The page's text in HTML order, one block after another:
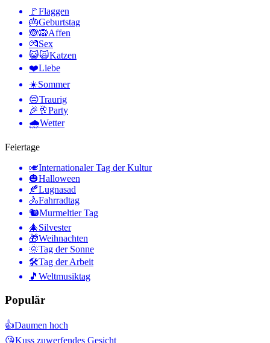
🚩Flaggen
🎂Geburtstag
🙈🙉Affen
💏Sex
😺🙀Katzen
❤️Liebe
☀️Sommer
😔Traurig
🎉🥂Party
🌧Wetter
Feiertage
🎺Internationaler Tag der Kultur
🎃Halloween
🍂Lugnasad
🚴Fahrradtag
🐿Murmeltier Tag
🎄Silvester
🎁Weihnachten
🌞Tag der Sonne
🛠Tag der Arbeit
🎵 Weltmusiktag
Populär
👍Daumen hoch
😘Kuss zuwerfendes Gesicht